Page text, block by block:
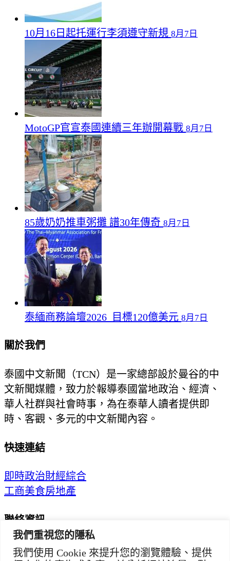
我們重視您的隱私
我們使用 Cookie 來提升您的瀏覽體驗、提供
10月16日起托運行李須遵守新規 8月7日
MotoGP官宣泰國連續三年辦開幕戰 8月7日
85歲奶奶推車粥攤 譜30年傳奇 8月7日
泰緬商務論壇2026 目標120億美元 8月7日
關於我們
泰國中文新聞（TCN）是一家總部設於曼谷的中
文新聞媒體，致力於報導泰國當地政治、經濟、
華人社群與社會時事，為在泰華人讀者提供即
時、客觀、多元的中文新聞內容。
快速連結
即時政治財經綜合
工商美食房地產
聯絡資訊
歡迎來信洽詢合作事宜